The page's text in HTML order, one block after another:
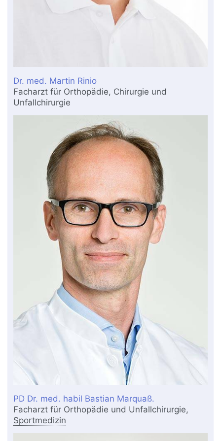
Dr. med. Martin Rinio
Facharzt für Orthopädie, Chirurgie und
Unfallchirurgie
PD Dr. med. habil Bastian Marquaß.
Facharzt für Orthopädie und Unfallchirurgie,
Sportmedizin